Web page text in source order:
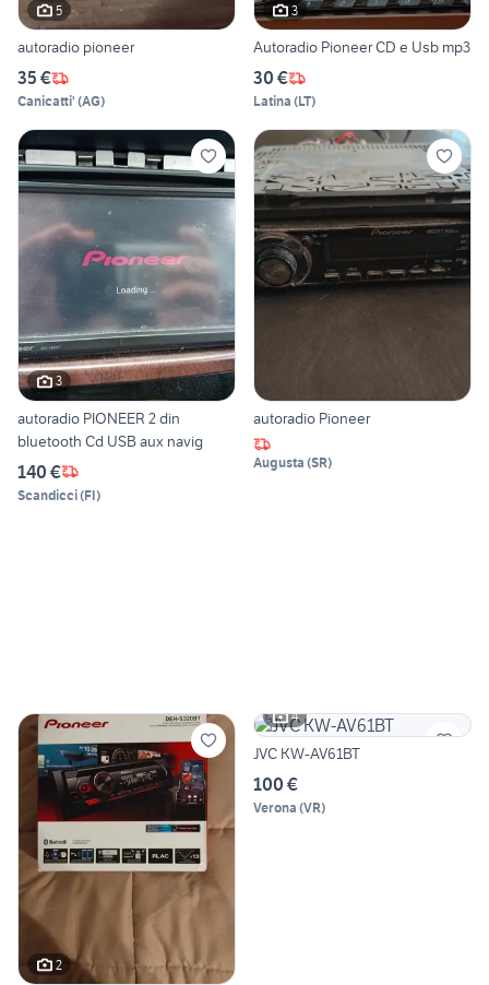
5
autoradio pioneer
35 €
Canicatti' (AG)
3
Autoradio Pioneer CD e Usb mp3
30 €
Latina (LT)
3
autoradio PIONEER 2 din
bluetooth Cd USB aux navig
140 €
Scandicci(FI)
autoradio Pioneer
Augusta (SR)
2
4
JVC KW-AV61BT
100 €
Verona (VR)